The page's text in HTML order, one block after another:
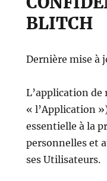
BLITCH
Dernière mise à
L’application
« l’Application
essentielle à la
personnelles et
ses Utilisateurs.